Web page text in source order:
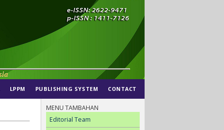
MENU TAMBAHAN
Editorial Team
LPPM PUBLISHING SYSTEM CONTACT